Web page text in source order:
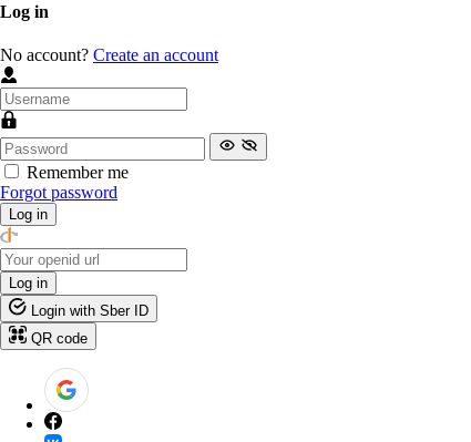
Log in
No account? Create an account
Remember me
Forgot password
Log in
Log in
Login with Sber ID
QR code